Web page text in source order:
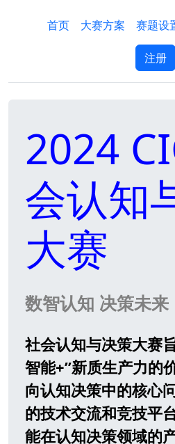
首页 大赛方案 赛题设
注册
2024
会认知
大赛
数智认知 决策未来
社会认知与决策大赛
智能+”新质生产力的
向认知决策中的核心
的技术交流和竞技平
能在认知决策领域的